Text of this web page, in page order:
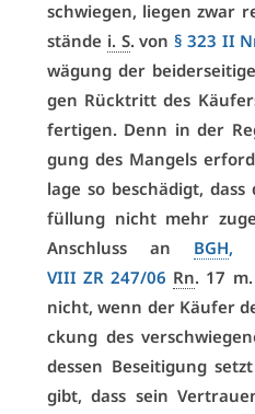
schwie­gen, lie­gen zwar
stän­de i. S. von§ 323 II
wä­gung der
gen Rück­tritt des
fer­ti­gen. Denn in der
gung des Man­gels
la­ge so be­schä­digt,
fül­lung nicht mehr
An­schluss an BGH,
VI­II ZR 247/06 Rn. 17
nicht, wenn der Käu­fer
ckung des
des­sen Be­sei­ti­gung
gibt, dass sein